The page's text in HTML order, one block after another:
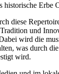
historische Erbe
diese
und
wird die
was durch
wird.